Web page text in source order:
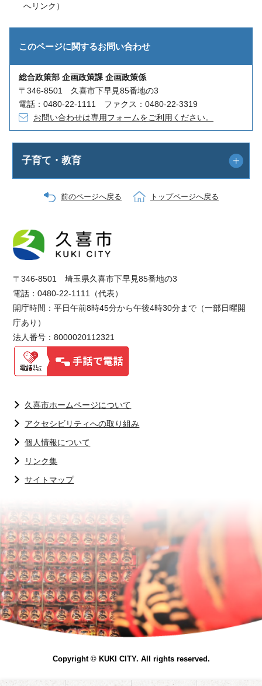
へリンク）
このページに関するお問い合わせ
総合政策部 企画政策課 企画政策係
〒346-8501 久喜市下早見85番地の3
電話：0480-22-1111 ファクス：0480-22-3319
お問い合わせは専用フォームをご利用ください。
子育て・教育
前のページへ戻る トップページへ戻る
〒346-8501 埼玉県久喜市下早見85番地の3
電話：0480-22-1111（代表）
開庁時間：平日午前8時45分から午後4時30分まで（一部日曜開
庁あり）
法人番号：8000020112321
久喜市ホームページについて
アクセシビリティへの取り組み
個人情報について
リンク集
サイトマップ
Copyright © KUKI CITY. All rights reserved.